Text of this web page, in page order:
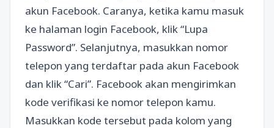
akun Facebook. Caranya, ketika kamu masuk
ke halaman login Facebook, klik “Lupa
Password”. Selanjutnya, masukkan nomor
telepon yang terdaftar pada akun Facebook
dan klik “Cari”. Facebook akan mengirimkan
kode verifikasi ke nomor telepon kamu.
Masukkan kode tersebut pada kolom yang